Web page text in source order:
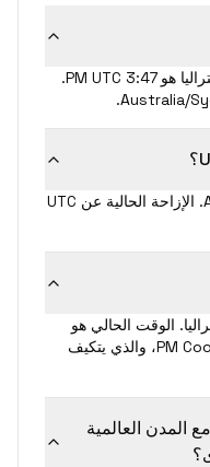
الوقت المحلي الحالي في سيدني، أستراليا هو 3:47 PM UTC.
تتبع سيدني توقيت Australia/Sydney. الإزاحة الحالية عن UTC
الوقت الحالي هو
3:47:56 PM Coordinated Universal Time، والذي يتكيف
العالمية